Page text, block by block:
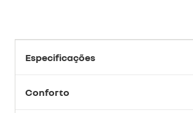
Especificações
Conforto